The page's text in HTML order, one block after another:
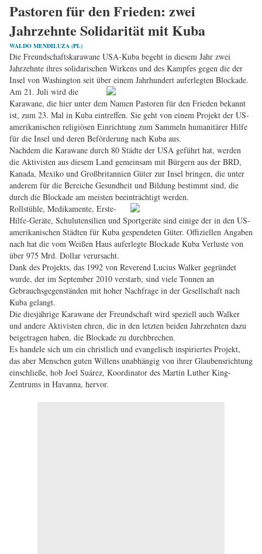
Pastoren für den Frieden: zwei
Jahrzehnte Solidarität mit Kuba
WALDO MENDILUZA (PL)
Die Freundschaftskarawane USA-Kuba begeht in diesem Jahr zwei
Jahrzehnte ihres solidarischen Wirkens und des Kampfes gegen die der
Insel von Washington seit über einem Jahrhundert auferlegten Blockade.
Am 21. Juli wird die
Karawane, die hier unter dem Namen Pastoren für den Frieden bekannt
ist, zum 23. Mal in Kuba eintreffen. Sie geht von einem Projekt der US-
amerikanischen religiösen Einrichtung zum Sammeln humanitärer Hilfe
für die Insel und deren Beförderung nach Kuba aus.
Nachdem die Karawane durch 80 Städte der USA geführt hat, werden
die Aktivisten aus diesem Land gemeinsam mit Bürgern aus der BRD,
Kanada, Mexiko und Großbritannien Güter zur Insel bringen, die unter
anderem für die Bereiche Gesundheit und Bildung bestimmt sind, die
durch die Blockade am meisten beeinträchtigt werden.
Rollstühle, Medikamente, Erste-
Hilfe-Geräte, Schulutensilien und Sportgeräte sind einige der in den US-
amerikanischen Städten für Kuba gespendeten Güter. Offiziellen Angaben
nach hat die vom Weißen Haus auferlegte Blockade Kuba Verluste von
über 975 Mrd. Dollar verursacht.
Dank des Projekts, das 1992 von Reverend Lucius Walker gegründet
wurde, der im September 2010 verstarb, sind viele Tonnen an
Gebrauchsgegenständen mit hoher Nachfrage in der Gesellschaft nach
Kuba gelangt.
Die diesjährige Karawane der Freundschaft wird speziell auch Walker
und andere Aktivisten ehren, die in den letzten beiden Jahrzehnten dazu
beigetragen haben, die Blockade zu durchbrechen.
Es handele sich um ein christlich und evangelisch inspiriertes Projekt,
das aber Menschen guten Willens unabhängig von ihrer Glaubensrichtung
einschließe, hob Joel Suárez, Koordinator des Martin Luther King-
Zentrums in Havanna, hervor.